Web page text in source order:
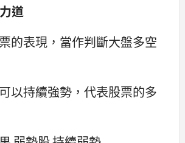
道
的表現，當作判斷大盤多空
以持續強勢，代表股票的多